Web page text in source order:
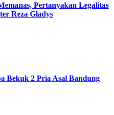
Pertanyakan Legalitas
Reza Gladys
Bekuk 2 Pria Asal Bandung